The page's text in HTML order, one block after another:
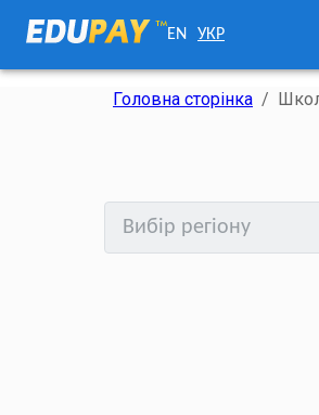
EN УКР
Головна сторінка /
Вибір регіону